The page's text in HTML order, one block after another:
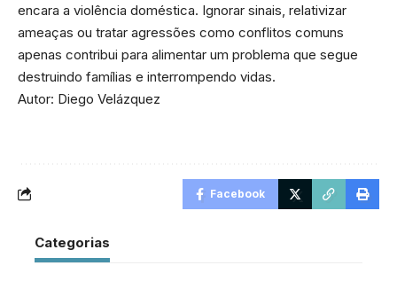
encara a violência doméstica. Ignorar sinais, relativizar
ameaças ou tratar agressões como conflitos comuns
apenas contribui para alimentar um problema que segue
destruindo famílias e interrompendo vidas.
Autor: Diego Velázquez
Facebook
Categorias